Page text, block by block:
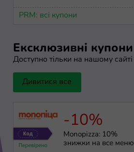
PRM: всі купони
Ексклюзивні купони
Доступно тільки на нашому сайті
Дивитися все
-10%
Monopizza: 10%
знижки на все меню